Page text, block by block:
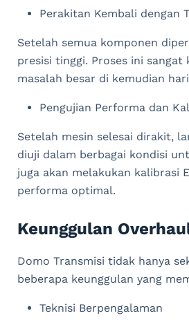
Perakitan Kembali dengan
Setelah semua komponen
presisi tinggi. Proses ini
masalah besar di kemudian
Pengujian Performa dan
Setelah mesin selesai dirakit,
diuji dalam berbagai kondisi
juga akan melakukan kalibrasi
performa optimal.
Keunggulan
Domo Transmisi tidak hanya
beberapa keunggulan yang
Teknisi Berpengalaman